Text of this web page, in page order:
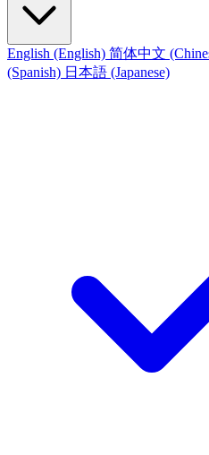
English (English) 简体中文
(Spanish) 日本語 (Japanese)